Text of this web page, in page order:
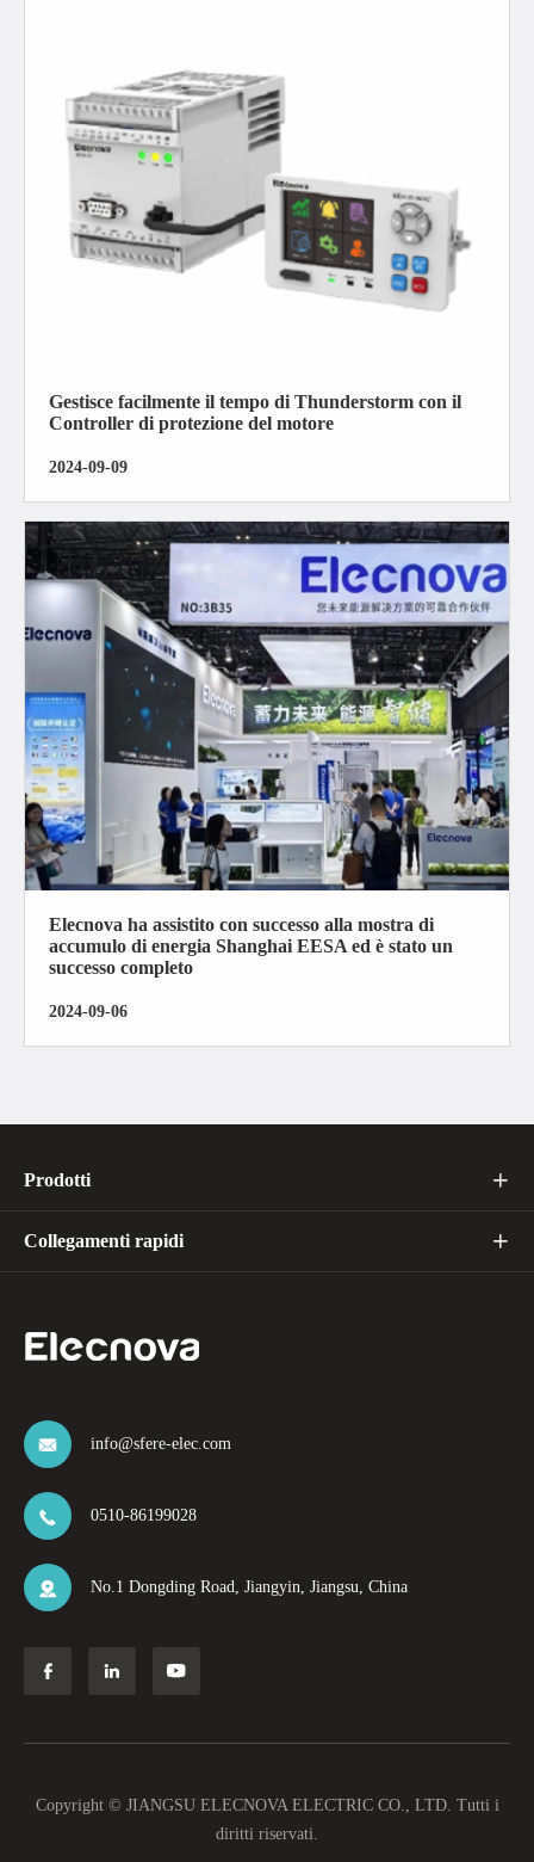
Gestisce facilmente il tempo di Thunderstorm con il
Controller di protezione del motore
2024-09-09
Elecnova ha assistito con successo alla mostra di
accumulo di energia Shanghai EESA ed è stato un
successo completo
2024-09-06
Prodotti 
Collegamenti rapidi 
 info@sfere-elec.com
 0510-86199028
 No.1 Dongding Road, Jiangyin, Jiangsu, China
  
Copyright © JIANGSU ELECNOVA ELECTRIC CO., LTD. Tutti i
diritti riservati.